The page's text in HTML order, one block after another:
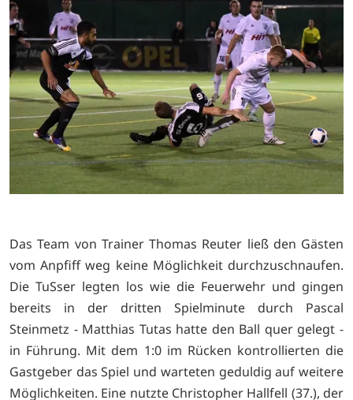
Das Team von Trainer Thomas Reuter ließ den Gästen
vom Anpfiff weg keine Möglichkeit durchzuschnaufen.
Die TuSser legten los wie die Feuerwehr und gingen
bereits in der dritten Spielminute durch Pascal
Steinmetz - Matthias Tutas hatte den Ball quer gelegt -
in Führung. Mit dem 1:0 im Rücken kontrollierten die
Gastgeber das Spiel und warteten geduldig auf weitere
Möglichkeiten. Eine nutzte Christopher Hallfell (37.), der